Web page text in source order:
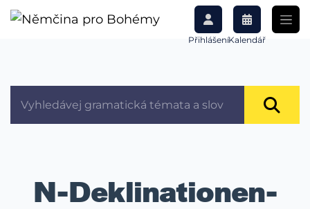
PřihlášeníKalendář
N-Deklinationen-